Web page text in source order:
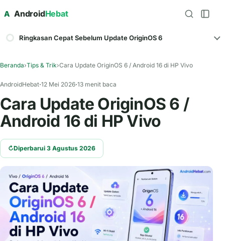
A AndroidHebat
Ringkasan Cepat Sebelum Update OriginOS 6
Beranda›Tips & Trik›Cara Update OriginOS 6 / Android 16 di HP Vivo
AndroidHebat 12 Mei 2026 13 menit baca
Cara Update OriginOS 6 /
Android 16 di HP Vivo
↻Diperbarui 3 Agustus 2026